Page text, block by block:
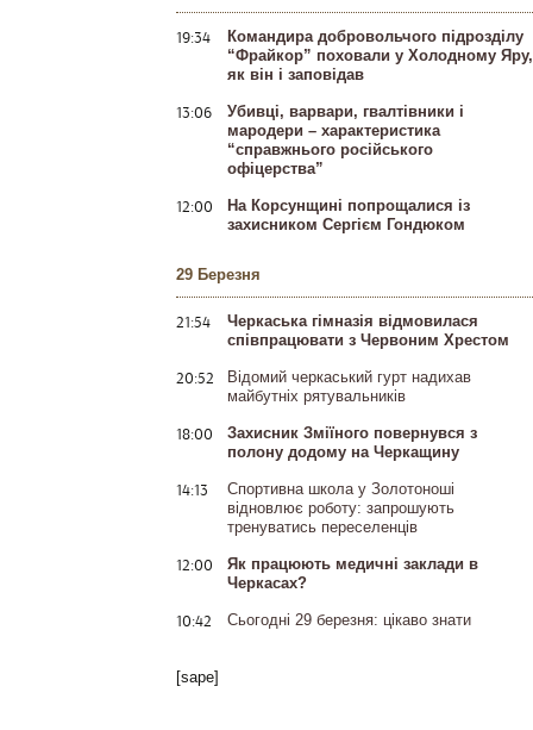
19:34
Командира добровольчого підрозділу
“Фрайкор” поховали у Холодному Яру,
як він і заповідав
13:06
Убивці, варвари, гвалтівники і
мародери – характеристика
“справжнього російського
офіцерства”
12:00
На Корсунщині попрощалися із
захисником Сергієм Гондюком
29 Березня
21:54
Черкаська гімназія відмовилася
співпрацювати з Червоним Хрестом
20:52
Відомий черкаський гурт надихав
майбутніх рятувальників
18:00
Захисник Зміїного повернувся з
полону додому на Черкащину
14:13
Спортивна школа у Золотоноші
відновлює роботу: запрошують
тренуватись переселенців
12:00
Як працюють медичні заклади в
Черкасах?
10:42 Сьогодні 29 березня: цікаво знати
[sape]